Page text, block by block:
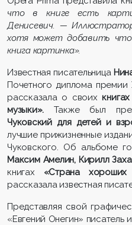
что в книге есть
Денисевич. —
хотя может добавить
книга картинка».
Известная писательница
Почетного диплома премии
рассказала о своих
музыки».Также был
Чуковский для детей и
лучшие прижизненные
Чуковского. Об альбоме
Максим Амелин, Кирилл
книгах «Страна хороших
рассказала известная
Представляя свой
«Евгений Онегин» писатель